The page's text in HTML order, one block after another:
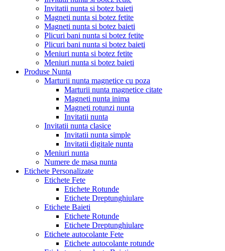
Invitatii nunta si botez baieti
Magneti nunta si botez fetite
Magneti nunta si botez baieti
Plicuri bani nunta si botez fetite
Plicuri bani nunta si botez baieti
Meniuri nunta si botez fetite
Meniuri nunta si botez baieti
Produse Nunta
Marturii nunta magnetice cu poza
Marturii nunta magnetice citate
Magneti nunta inima
Magneti rotunzi nunta
Invitatii nunta
Invitatii nunta clasice
Invitatii nunta simple
Invitatii digitale nunta
Meniuri nunta
Numere de masa nunta
Etichete Personalizate
Etichete Fete
Etichete Rotunde
Etichete Dreptunghiulare
Etichete Baieti
Etichete Rotunde
Etichete Dreptunghiulare
Etichete autocolante Fete
Etichete autocolante rotunde